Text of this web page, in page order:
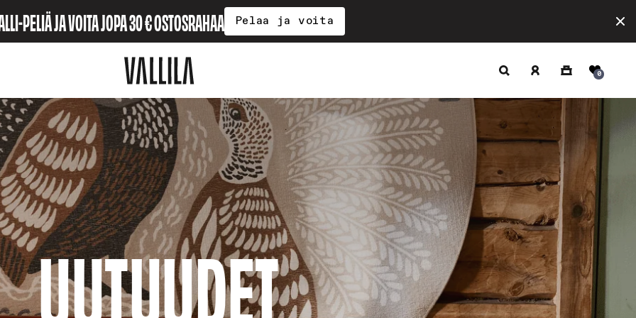
PELIÄ JA VOITA JOPA 30 € OSTOSRAHAA Pelaa ja voita
sisään
Ostoskori 0
UUTUUDET